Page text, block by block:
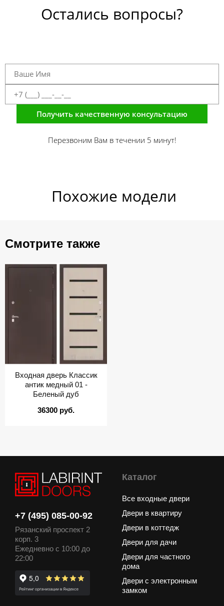
Остались вопросы?
Получить качественную консультацию
Перезвоним Вам в течении 5 минут!
Похожие​ модели
Смотрите также
Входная дверь Классик
антик медный 01 -
Беленый дуб
36300 руб.
+7 (495) 085-00-92
Рязанский проспект 2
корп. 3
Ежедневно с 10:00 до
22:00
Каталог
Все входные двери
Двери в квартиру
Двери в коттедж
Двери для дачи
Двери для частного
дома
Двери с электронным
замком